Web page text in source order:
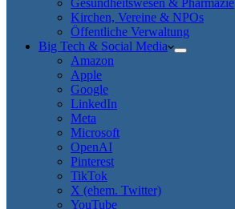
Gesundheitswesen & Pharmazie
Kirchen, Vereine & NPOs
Öffentliche Verwaltung
Big Tech & Social Media
Amazon
Apple
Google
LinkedIn
Meta
Microsoft
OpenAI
Pinterest
TikTok
X (ehem. Twitter)
YouTube